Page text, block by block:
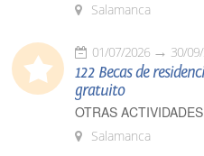
Salamanca
01/07/2026 30/
122 Becas de
gratuito
OTRAS ACTIVIDADES
Salamanca